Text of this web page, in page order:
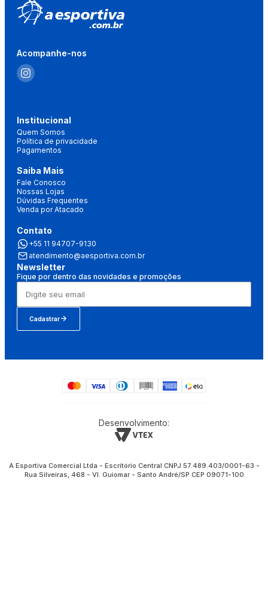
Acompanhe-nos
Institucional
Quem Somos
Política de privacidade
Pagamentos
Saiba Mais
Fale Conosco
Nossas Lojas
Dúvidas Frequentes
Venda por Atacado
Contato
+55 11 94707-9130
atendimento@aesportiva.com.br
Newsletter
Fique por dentro das novidades e promoções
Cadastrar
Desenvolvimento:
A Esportiva Comercial Ltda - Escritório Central CNPJ 57.489.403/0001-63 -
Rua Silveiras, 468 - Vl. Guiomar - Santo André/SP CEP 09071-100